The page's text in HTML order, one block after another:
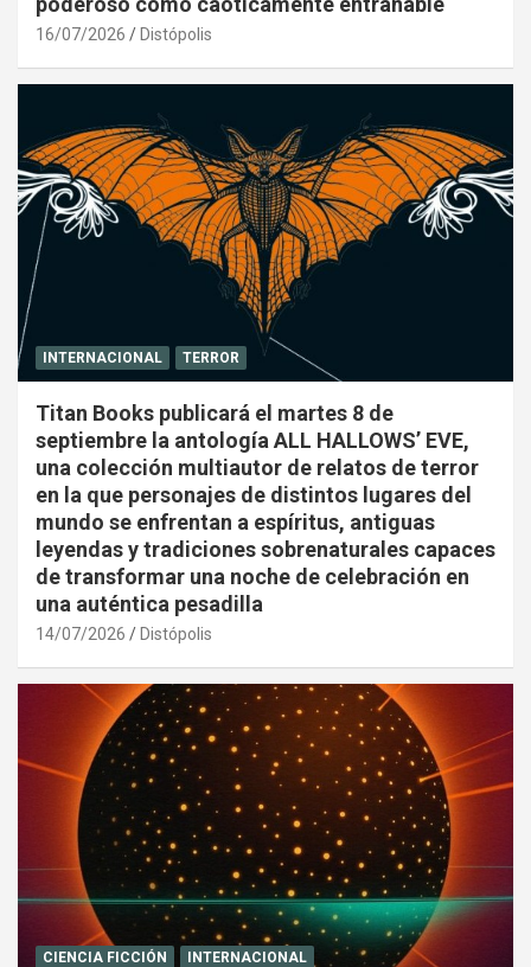
16/07/2026 Distópolis
INTERNACIONAL TERROR
Titan Books publicará el martes 8 de
septiembre la antología ALL HALLOWS’ EVE,
una colección multiautor de relatos de terror
en la que personajes de distintos lugares del
mundo se enfrentan a espíritus, antiguas
leyendas y tradiciones sobrenaturales capaces
de transformar una noche de celebración en
una auténtica pesadilla
14/07/2026 Distópolis
CIENCIA FICCIÓN INTERNACIONAL